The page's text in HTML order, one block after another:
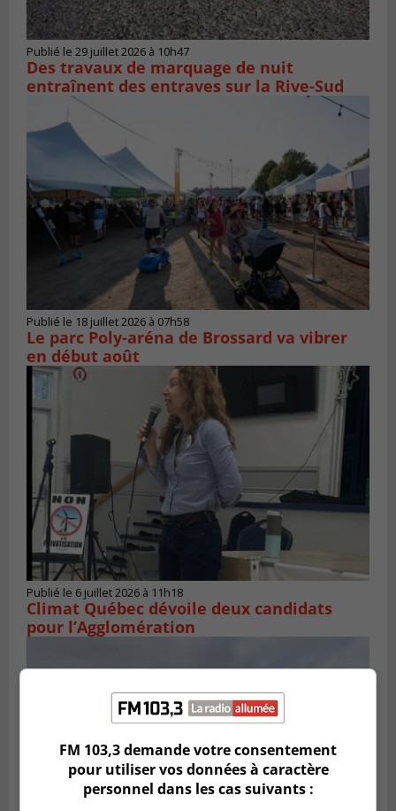
Publié le 29 juillet 2026 à 10h47
Des travaux de marquage de nuit
entraînent des entraves sur la Rive-Sud
Publié le 18 juillet 2026 à 07h58
Le parc Poly-aréna de Brossard va vibrer
en début août
Publié le 6 juillet 2026 à 11h18
Climat Québec dévoile deux candidats
pour l’Agglomération
FM 103,3 demande votre consentement
pour utiliser vos données à caractère
personnel dans les cas suivants :